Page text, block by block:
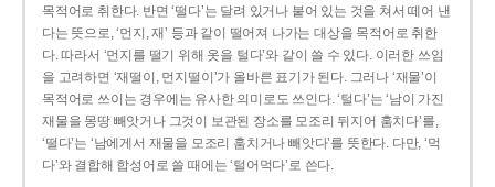
목적어로 취한다. 반면 ‘떨다’는 달려 있거나 붙어 있는 것을 쳐서 떼어 낸
다는 뜻으로, ‘먼지, 재’ 등과 같이 떨어져 나가는 대상을 목적어로 취한
다. 따라서 ‘먼지를 떨기 위해 옷을 털다’와 같이 쓸 수 있다. 이러한 쓰임
을 고려하면 ‘재떨이, 먼지떨이’가 올바른 표기가 된다. 그러나 ‘재물’이
목적어로 쓰이는 경우에는 유사한 의미로도 쓰인다. ‘털다’는 ‘남이 가진
재물을 몽땅 빼앗거나 그것이 보관된 장소를 모조리 뒤지어 훔치다’를,
‘떨다’는 ‘남에게서 재물을 모조리 훔치거나 빼앗다’를 뜻한다. 다만, ‘먹
다’와 결합해 합성어로 쓸 때에는 ‘털어먹다’로 쓴다.